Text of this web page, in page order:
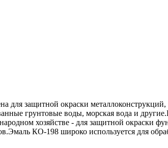
для защитной окраски
грунтовые воды, морская вода и
хозяйстве - для защитной окраски
КО-198 широко используется для